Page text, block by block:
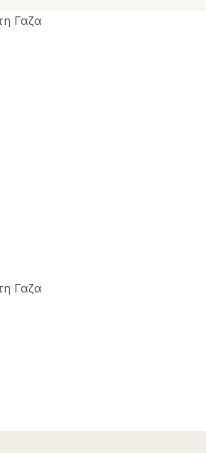
Γαζα
Γαζα